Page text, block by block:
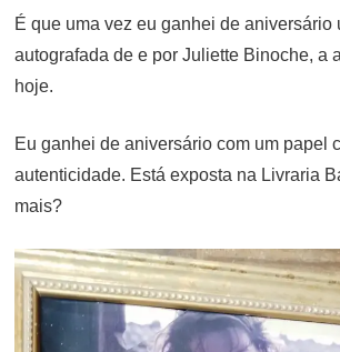
É que uma vez eu ganhei de aniversário
autografada de e por Juliette Binoche, a
hoje.
Eu ganhei de aniversário com um papel
autenticidade. Está exposta na Livraria
mais?